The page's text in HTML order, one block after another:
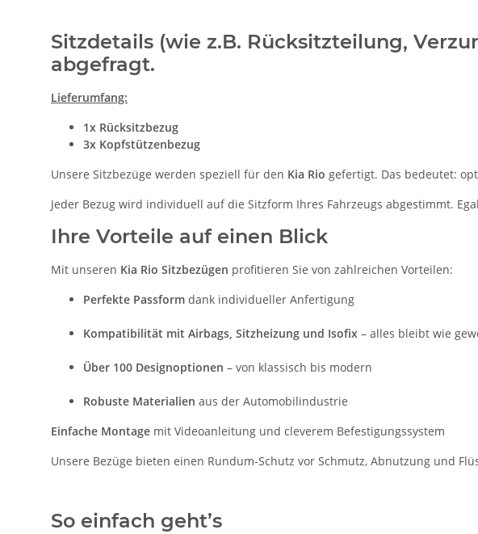
Sitzdetails (wie z.B. Rücksitzteilung,
abgefragt.
Lieferumfang:
1x Rücksitzbezug
3x Kopfstützenbezug
Unsere Sitzbezüge werden speziell für den Kia Rio gefertigt. Das bedeutet:
Jeder Bezug wird individuell auf die Sitzform Ihres Fahrzeugs abgestimmt.
Ihre Vorteile auf einen Blick
Mit unseren Kia Rio Sitzbezügen profitieren Sie von zahlreichen Vorteilen:
Perfekte Passform dank individueller Anfertigung
Kompatibilität mit Airbags, Sitzheizung und Isofix – alles bleibt wie
Über 100 Designoptionen – von klassisch bis modern
Robuste Materialien aus der Automobilindustrie
Einfache Montage mit Videoanleitung und cleverem Befestigungssystem
Unsere Bezüge bieten einen Rundum-Schutz vor Schmutz, Abnutzung und
So einfach geht’s